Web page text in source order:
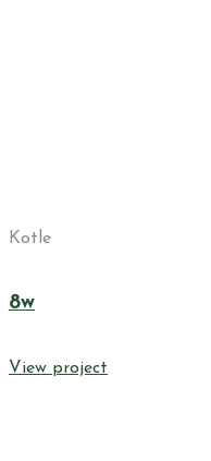
Kotle
8w
View project